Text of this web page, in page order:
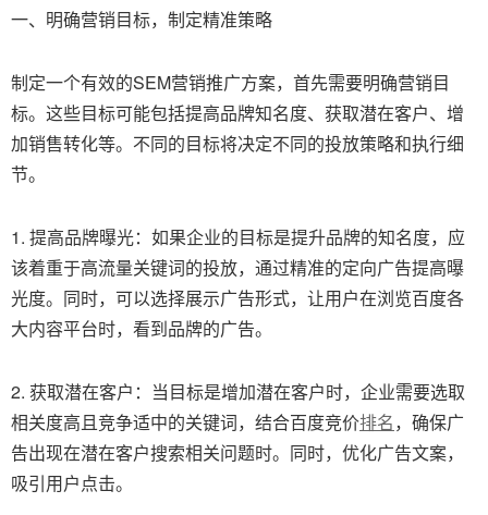
一、明确营销目标，制定精准策略
制定一个有效的SEM营销推广方案，首先需要明确营销目
标。这些目标可能包括提高品牌知名度、获取潜在客户、增
加销售转化等。不同的目标将决定不同的投放策略和执行细
节。
1. 提高品牌曝光：如果企业的目标是提升品牌的知名度，应
该着重于高流量关键词的投放，通过精准的定向广告提高曝
光度。同时，可以选择展示广告形式，让用户在浏览百度各
大内容平台时，看到品牌的广告。
2. 获取潜在客户：当目标是增加潜在客户时，企业需要选取
相关度高且竞争适中的关键词，结合百度竞价排名，确保广
告出现在潜在客户搜索相关问题时。同时，优化广告文案，
吸引用户点击。